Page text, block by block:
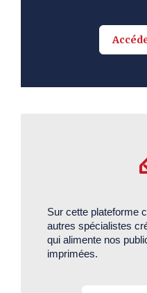
Sur cette plateforme
autres spécialistes
qui alimente nos
imprimées.